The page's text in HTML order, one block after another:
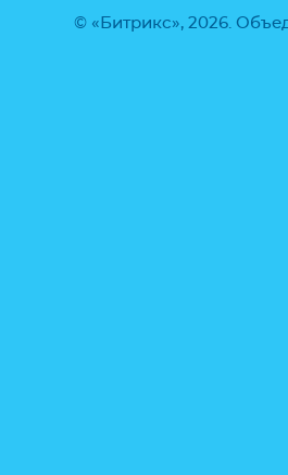
© «Битрикс», 2026.